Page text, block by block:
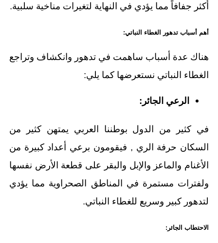
أكثر جفافاً مما يؤدي في النهاية لتغيرات مناخية سلبية.
أهم أسباب تدهور الغطاء النباتي:
هناك عدة أسباب ساهمت في تدهور وانكشاف وتراجع
الغطاء النباتي نستعرضها كما يلي:
الرعي الجائر:
في كثير من الدول بوطننا العربي يمتهن كثير من
السكان حرفة الري , فيقومون برعي أعداد كبيرة من
الأغنام والماعز والإبل والبقر على قطعة الأرض نفسها
ولفترات مستمرة في المناطق الصحراوية مما يؤدي
لتدهور كبير وسريع للغطاء النباتي.
الاحتطاب الجائر: